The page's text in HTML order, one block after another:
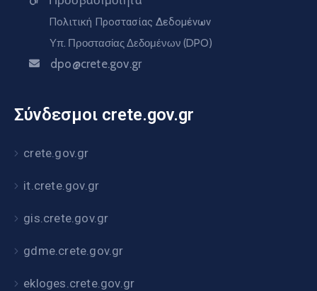
Πολιτική Προστασίας Δεδομένων
Υπ. Προστασίας Δεδομένων (DPO)
dpo@crete.gov.gr
Σύνδεσμοι crete.gov.gr
crete.gov.gr
it.crete.gov.gr
gis.crete.gov.gr
gdme.crete.gov.gr
ekloges.crete.gov.gr